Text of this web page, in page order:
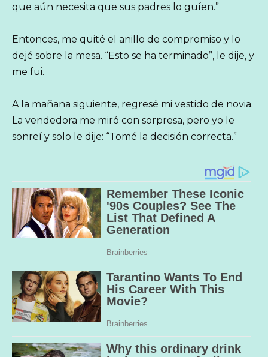
que aún necesita que sus padres lo guíen.”
Entonces, me quité el anillo de compromiso y lo
dejé sobre la mesa. “Esto se ha terminado”, le dije, y
me fui.
A la mañana siguiente, regresé mi vestido de novia.
La vendedora me miró con sorpresa, pero yo le
sonreí y solo le dije: “Tomé la decisión correcta.”